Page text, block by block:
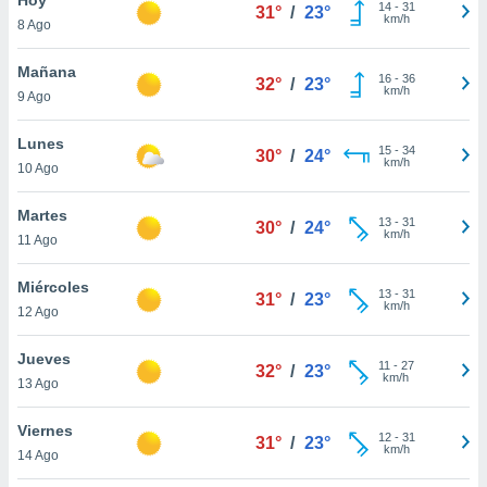
en
más
nuestra
de
cookies
aceptar
8 Ago
31° / 23° 14- 31
km/h
Mañana
9 Ago
32° / 23° 16- 36
km/h
Lunes
10 Ago
30° / 24° 15- 34
km/h
Martes
11 Ago
30° / 24° 13- 31
km/h
Miércoles
12 Ago
31° / 23° 13- 31
km/h
Jueves
13 Ago
32° / 23° 11 - 27
km/h
Viernes
14 Ago
31° / 23° 12- 31
km/h